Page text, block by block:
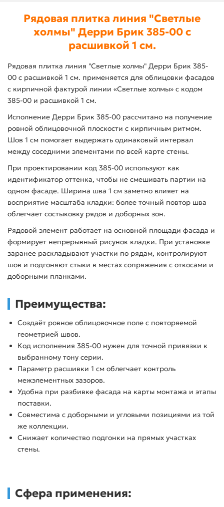
Рядовая плитка линия "Светлые
холмы" Дерри Брик 385-00 с
расшивкой 1 см.
Рядовая плитка линия "Светлые холмы" Дерри Брик 385-
00 с расшивкой 1 см. применяется для облицовки фасадов
с кирпичной фактурой линии «Светлые холмы» с кодом
385-00 и расшивкой 1 см.
Исполнение Дерри Брик 385-00 рассчитано на получение
ровной облицовочной плоскости с кирпичным ритмом.
Шов 1 см помогает выдержать одинаковый интервал
между соседними элементами по всей карте стены.
При проектировании код 385-00 используют как
идентификатор оттенка, чтобы не смешивать партии на
одном фасаде. Ширина шва 1 см заметно влияет на
восприятие масштаба кладки: более точный повтор шва
облегчает состыковку рядов и доборных зон.
Рядовой элемент работает на основной площади фасада и
формирует непрерывный рисунок кладки. При установке
заранее раскладывают участки по рядам, контролируют
шов и подгоняют стыки в местах сопряжения с откосами и
доборными планками.
Преимущества:
Создаёт ровное облицовочное поле с повторяемой
геометрией швов.
Код исполнения 385-00 нужен для точной привязки к
выбранному тону серии.
Параметр расшивки 1 см облегчает контроль
межэлементных зазоров.
Удобна при разбивке фасада на карты монтажа и этапы
поставки.
Совместима с доборными и угловыми позициями из той
же коллекции.
Снижает количество подгонки на прямых участках
стены.
Сфера применения: